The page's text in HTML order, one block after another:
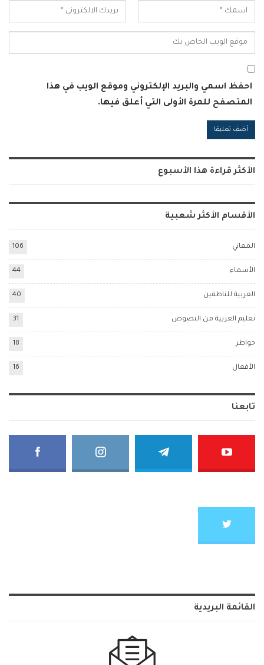
احفظ اسمي والبريد الإلكتروني وموقع الويب في هذا
المتصفح للمرة الأولى التي أعلق فيها.
الأكثر قراءة هذا الأسبوع
الأقسام الأكثر شعبية
المعاني 106
الأسماء 44
العربية للناطقين 40
تعليم العربية من النصوص 31
خواطر 18
الأفعال 16
تابعنا
القائمة البريدية